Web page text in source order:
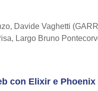
Davide Vaghetti
Largo Bruno
con Elixir e Phoenix